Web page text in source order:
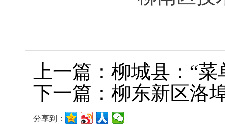
上一篇：柳城县：“
下一篇：柳东新区洛
分享到：